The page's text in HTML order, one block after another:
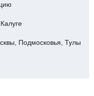
Подмосковья, Тулы